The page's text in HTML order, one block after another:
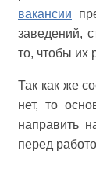
вакансии
заведений,
то, чтобы их
Так как же
нет, то
направить
перед